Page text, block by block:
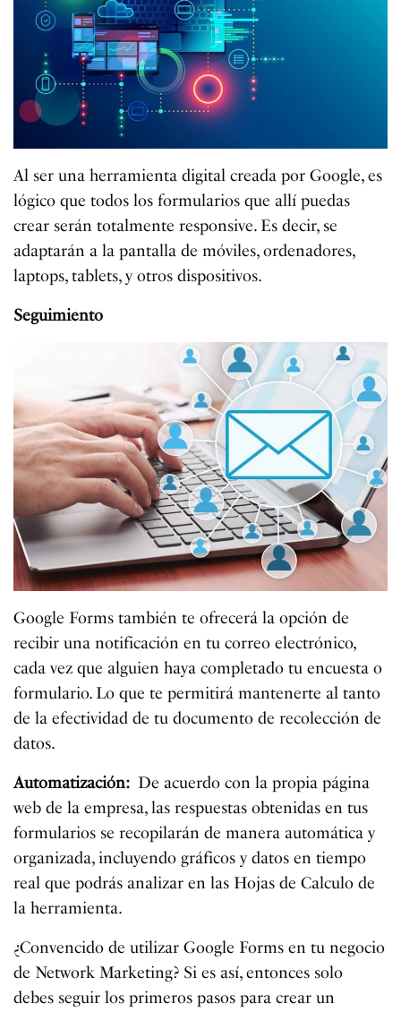
Al ser una herramienta digital creada por Google, es
lógico que todos los formularios que allí puedas
crear serán totalmente responsive. Es decir, se
adaptarán a la pantalla de móviles, ordenadores,
laptops, tablets, y otros dispositivos.
Seguimiento
Google Forms también te ofrecerá la opción de
recibir una notificación en tu correo electrónico,
cada vez que alguien haya completado tu encuesta o
formulario. Lo que te permitirá mantenerte al tanto
de la efectividad de tu documento de recolección de
datos.
Automatización: De acuerdo con la propia página
web de la empresa, las respuestas obtenidas en tus
formularios se recopilarán de manera automática y
organizada, incluyendo gráficos y datos en tiempo
real que podrás analizar en las Hojas de Calculo de
la herramienta.
¿Convencido de utilizar Google Forms en tu negocio
de Network Marketing? Si es así, entonces solo
debes seguir los primeros pasos para crear un